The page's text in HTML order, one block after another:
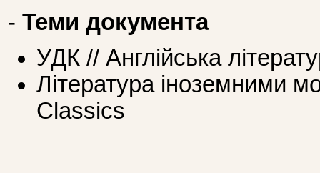
- Теми документа
УДК // Англійська
Література іноземними
Classics